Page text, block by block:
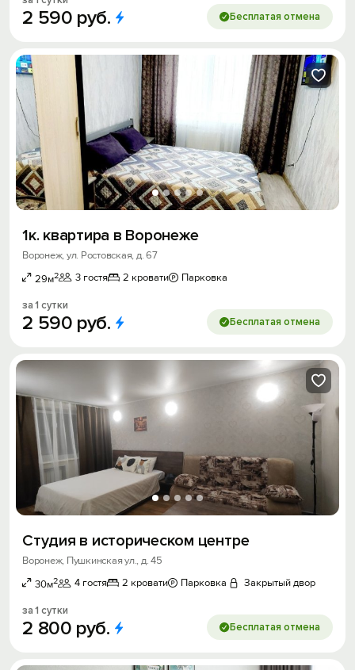
2 590 руб. Бесплатая отмена
1к. квартира в Воронеже
Воронеж, ул. Ростовская, д. 67
29м2 3 гостя 2 кровати Парковка
за 1 сутки
2 590 руб. Бесплатая отмена
Студия в историческом центре
Воронеж, Пушкинская ул., д. 45
30м2 4 гостя 2 кровати Парковка Закрытый двор
за 1 сутки
2 800 руб. Бесплатая отмена